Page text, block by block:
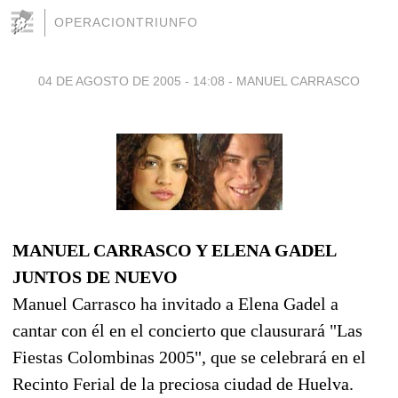
OPERACIONTRIUNFO
04 DE AGOSTO DE 2005 - 14:08 - MANUEL CARRASCO
MANUEL CARRASCO Y ELENA GADEL
JUNTOS DE NUEVO
Manuel Carrasco ha invitado a Elena Gadel a
cantar con él en el concierto que clausurará "Las
Fiestas Colombinas 2005", que se celebrará en el
Recinto Ferial de la preciosa ciudad de Huelva.